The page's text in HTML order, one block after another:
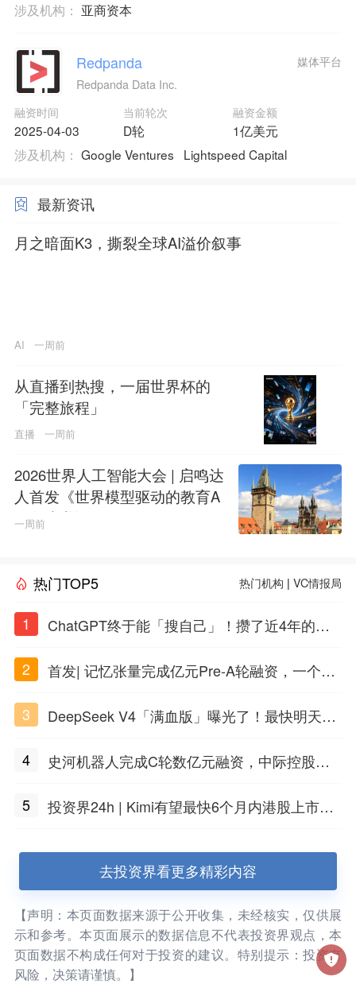
涉及机构： 亚商资本
Redpanda
Redpanda Data Inc.
融资时间
2025-04-03
当前轮次
D轮
融资金额
1亿美元
媒体平台
涉及机构： Google Ventures Lightspeed Capital
最新资讯
月之暗面K3，撕裂全球AI溢价叙事
AI 一周前
从直播到热搜，一届世界杯的
「完整旅程」
直播 一周前
2026世界人工智能大会 | 启鸣达
人首发《世界模型驱动的教育A
GI白皮书》
一周前
热门TOP5 热门机构 |VC情报局
1
ChatGPT终于能「搜自己」！攒了近4年的对
2
首发| 记忆张量完成亿元Pre-A轮融资，一个上
3
DeepSeek V4「满血版」曝光了！最快明天发
4
史河机器人完成C轮数亿元融资，中际控股领
5
投资界24h | Kimi有望最快6个月内港股上市；
去投资界看更多精彩内容
【声明：本页面数据来源于公开收集，未经核实，仅供展
示和参考。本页面展示的数据信息不代表投资界观点，本
页面数据不构成任何对于投资的建议。特别提示：投资有
风险，决策请谨慎。】